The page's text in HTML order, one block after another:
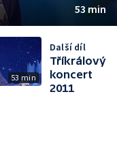
53 min
53 min
Další díl
Tříkrálový
koncert
2011